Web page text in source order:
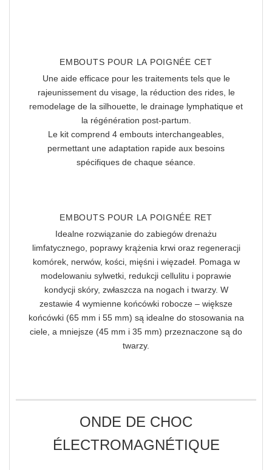
EMBOUTS POUR LA POIGNÉE CET
Une aide efficace pour les traitements tels que le
rajeunissement du visage, la réduction des rides, le
remodelage de la silhouette, le drainage lymphatique et
la régénération post-partum.
Le kit comprend 4 embouts interchangeables,
permettant une adaptation rapide aux besoins
spécifiques de chaque séance.
EMBOUTS POUR LA POIGNÉE RET
Idealne rozwiązanie do zabiegów drenażu
limfatycznego, poprawy krążenia krwiorazregeneracji
komórek, nerwów, kości, mięśni i więzadeł. Pomaga w
modelowaniu sylwetki, redukcji cellulitu i poprawie
kondycji skóry, zwłaszcza na nogach i twarzy. W
zestawie 4 wymienne końcówki robocze – większe
końcówki (65 mm i 55 mm) są idealne do stosowania na
ciele, a mniejsze (45 mm i 35 mm) przeznaczone są do
twarzy.
ONDE DE CHOC
ÉLECTROMAGNÉTIQUE